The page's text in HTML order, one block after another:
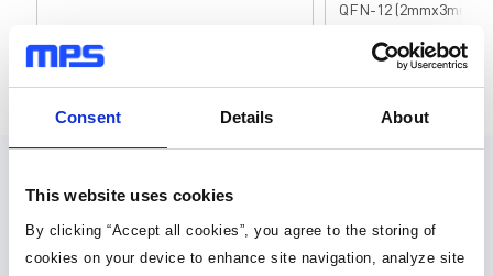
Consent Details About
This website uses cookies
By clicking “Accept all cookies”, you agree to the storing of
cookies on your device to enhance site navigation, analyze site
QFN-12 (2mmx3mm)
页面 1 为 9
设计资源
元件库，封装库和 3D 模型